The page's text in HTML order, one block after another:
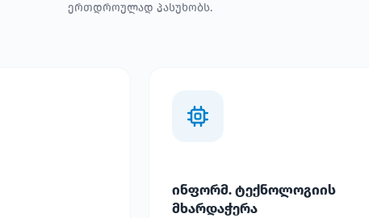
ერთდროულად პასუხობს.
ინფორმ. ტექნოლოგიის
მხარდაჭერა